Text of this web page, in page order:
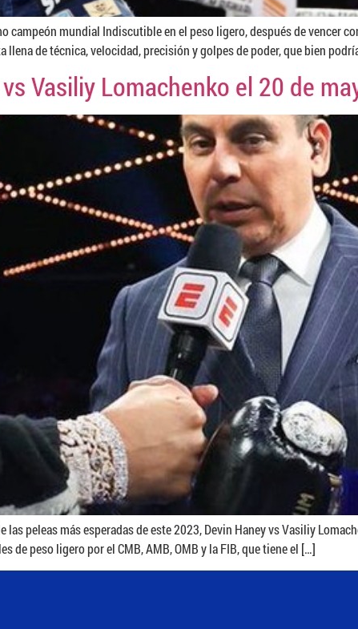
campeón mundial Indiscutible en el peso ligero, después de vencer
llena de técnica, velocidad, precisión y golpes de poder, que bien
Vasiliy Lomachenko el 20 de
peleas más esperadas de este 2023, Devin Haney vs Vasiliy
de peso ligero por el CMB, AMB, OMB y la FIB, que tiene el […]